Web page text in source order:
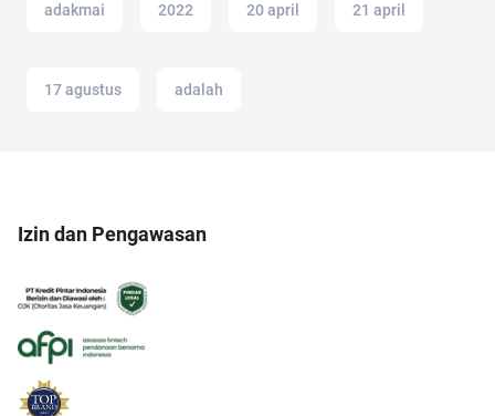
adakmai 2022 20 april 21 april
17 agustus adalah
Izin dan Pengawasan